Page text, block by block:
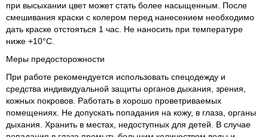
при высыхании цвет может стать более насыщенным. После
смешивания краски с колером перед нанесением необходимо
дать краске отстояться 1 час. Не наносить при температуре
ниже +10°С.
Меры предосторожности
При работе рекомендуется использовать спецодежду и
средства индивидуальной защиты органов дыхания, зрения,
кожных покровов. Работать в хорошо проветриваемых
помещениях. Не допускать попадания на кожу, в глаза, органы
дыхания. Хранить в местах, недоступных для детей. В случае